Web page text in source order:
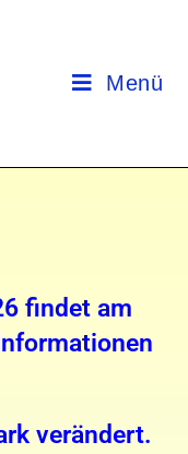
Menü
findet am
verändert.